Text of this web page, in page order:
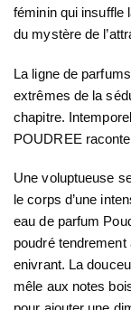
féminin qui insuffle
du mystère de
La ligne de
extrêmes de la
chapitre.
POUDREE
Une voluptueuse
le corps d’une
eau de parfum
poudré
enivrant. La
mêle aux notes